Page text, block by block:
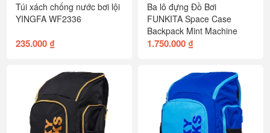
Túi xách chống nước bơi lội
YINGFA WF2336
235.000 ₫
Ba lô đựng Đồ Bơi
FUNKITA Space Case
Backpack Mint Machine
1.750.000 ₫